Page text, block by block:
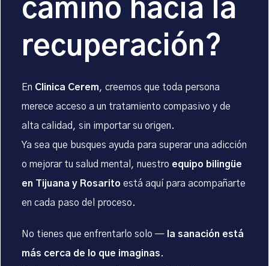
camino hacia la
recuperación?
En Clinica Cerem, creemos que toda persona
merece acceso a un tratamiento compasivo y de
alta calidad, sin importar su origen.
Ya sea que busques ayuda para superar una adicción
o mejorar tu salud mental, nuestro equipo bilingüe
en Tijuana y Rosarito está aquí para acompañarte
en cada paso del proceso.
No tienes que enfrentarlo solo — la sanación está
más cerca de lo que imaginas.